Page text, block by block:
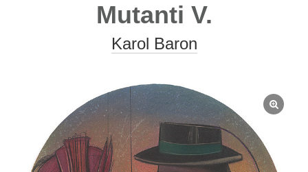
Mutanti V.
Karol Baron